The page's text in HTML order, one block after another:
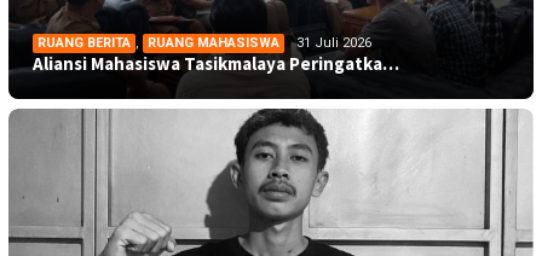
RUANG BERITA , RUANG MAHASISWA 31 Juli 2026
Aliansi Mahasiswa Tasikmalaya Peringatka…